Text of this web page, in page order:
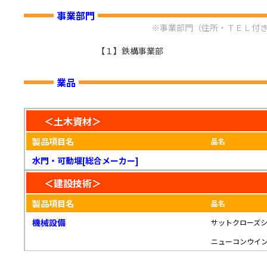
事業部門
※事業部門（住所・ＴＥＬ付
【１】鉄構事業部
業品
＜土木資材＞
製品項目名 品名
水門・可動堰[総合メーカー]
＜建設技術＞
製品項目名 品名
機械設備
サットクローズ
ニューコンウイ